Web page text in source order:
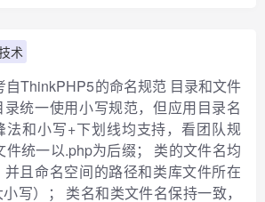
术
自ThinkPHP5的命名规范 目录和文件
统一使用小写规范，但应用目录名
法和小写+下划线均支持，看团队规
件统一以.php为后缀； 类的文件名均
且命名空间的路径和类库文件所在
写）； 类名和类文件名保持一致，